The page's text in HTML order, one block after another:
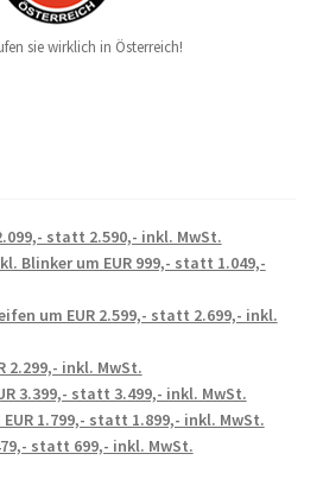
sie wirklich in Österreich!
statt 2.590,- inkl. MwSt.
Blinker um EUR 999,- statt 1.049,-
um EUR 2.599,- statt 2.699,- inkl.
2.299,- inkl. MwSt.
3.399,- statt 3.499,- inkl. MwSt.
1.799,- statt 1.899,- inkl. MwSt.
statt 699,- inkl. MwSt.